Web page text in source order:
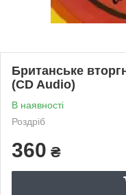
Британське
(CD Audio)
В наявності
Роздріб
360 ₴